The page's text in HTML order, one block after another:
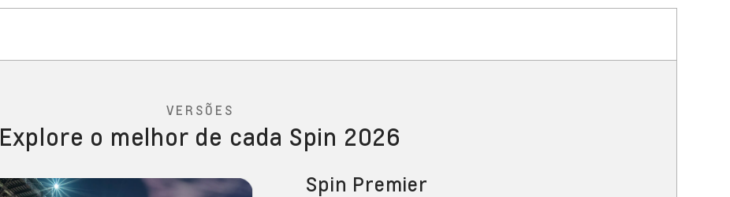
VERSÕES
Explore o melhor de cada Spin 2026
Spin Premier